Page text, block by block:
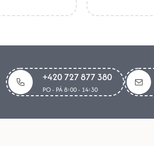
+420 727 877 380
PO - PÁ 8:00 - 14:30